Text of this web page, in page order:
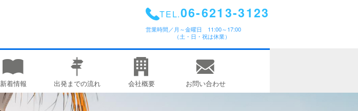
TEL.06-6213-3123
営業時間／ 月～金曜日 11:00～17:00
（土・日・祝は休業）
新着情報 出発までの流れ 会社概要 お問い合わせ